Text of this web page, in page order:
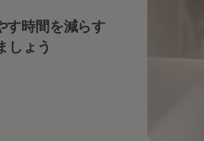
す時間を減らす
しょう